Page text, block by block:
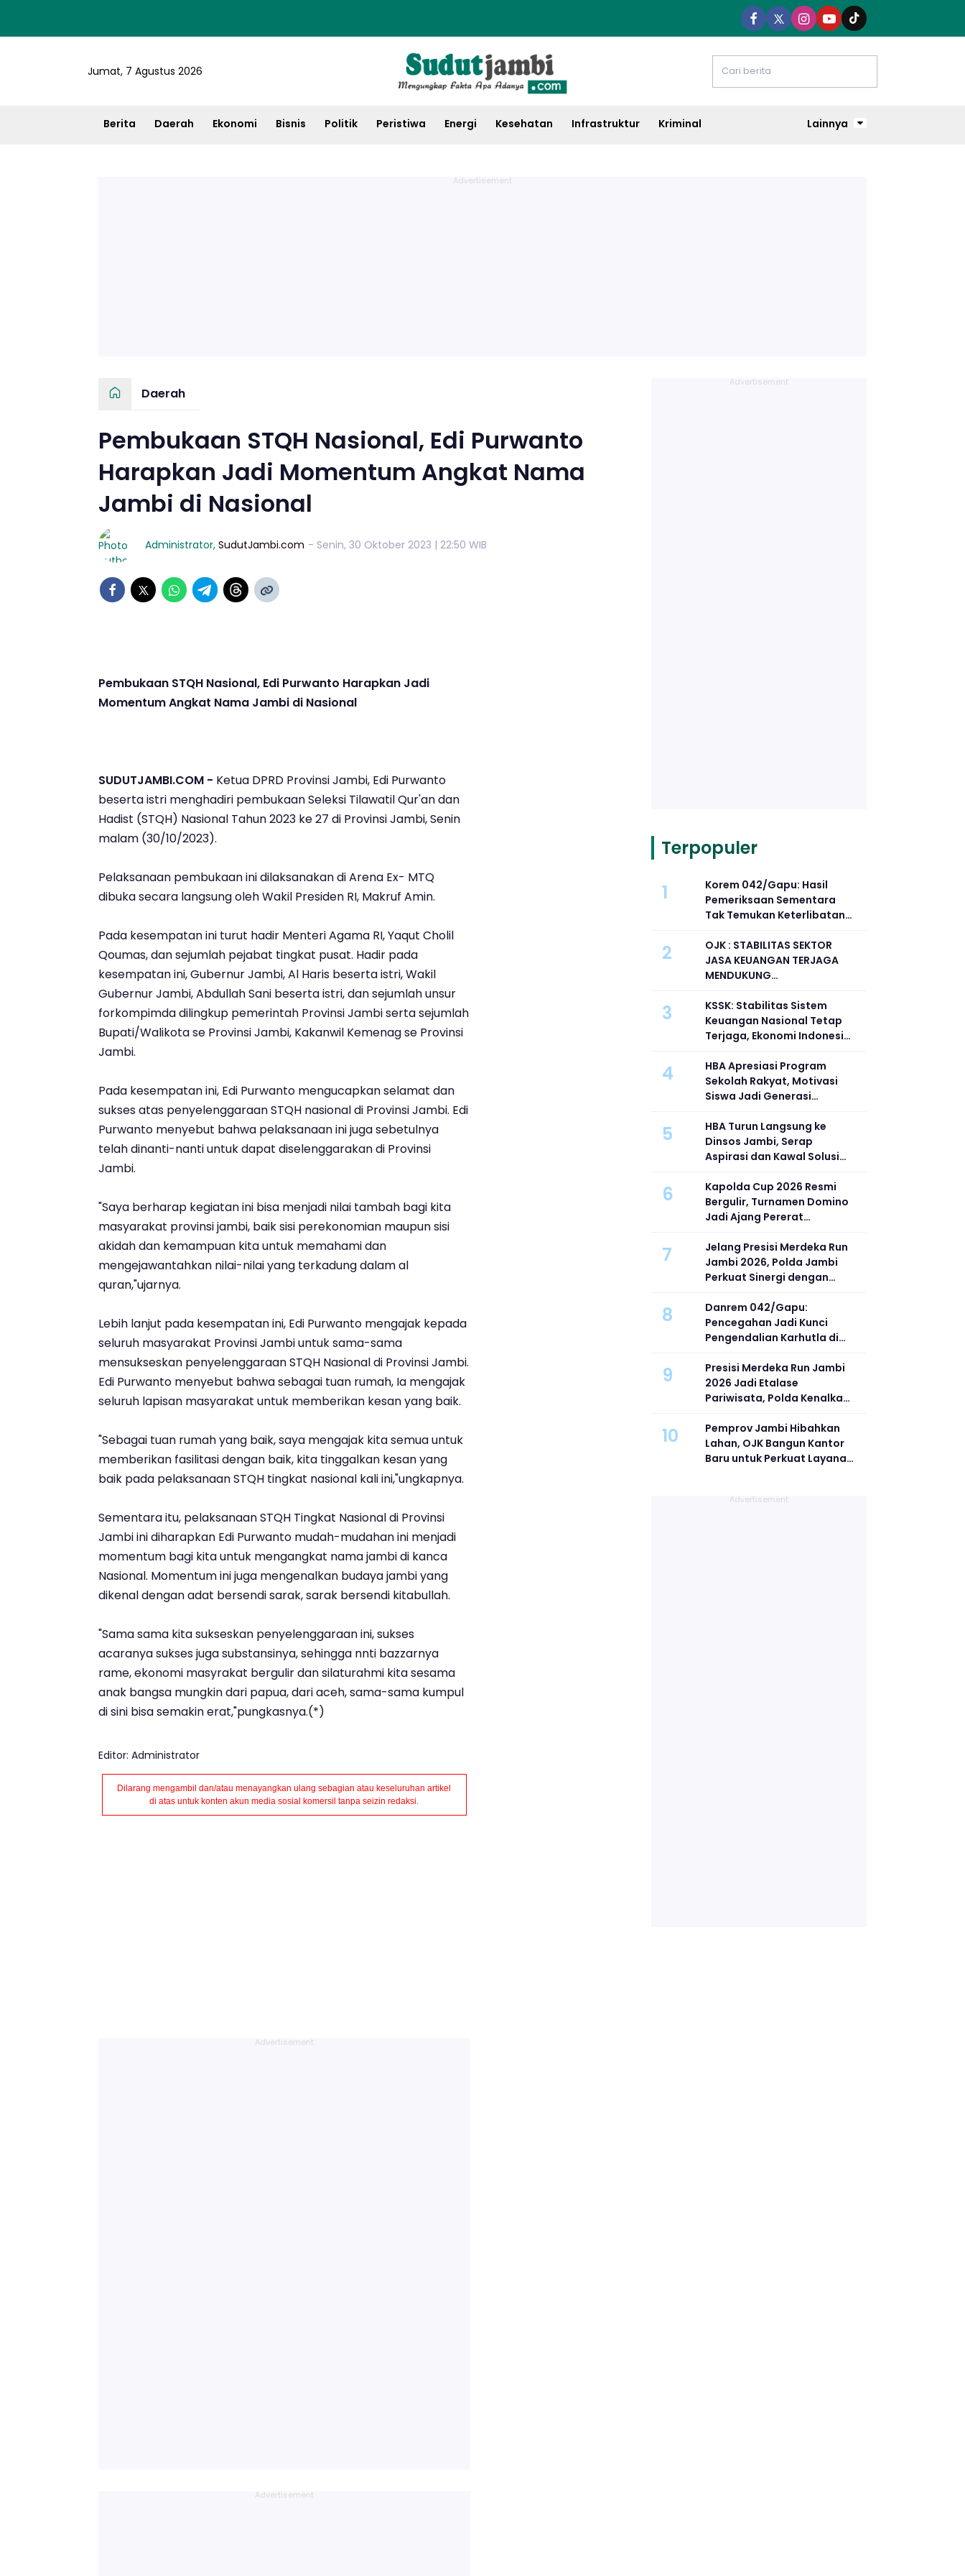
Jumat, 7 Agustus 2026
Berita Daerah Ekonomi Bisnis Politik Peristiwa Energi Kesehatan Infrastruktur Kriminal Lainnya
Daerah
Pembukaan STQH Nasional, Edi Purwanto
Harapkan Jadi Momentum Angkat Nama
Jambi di Nasional
Administrator, SudutJambi.com - Senin, 30 Oktober 2023 | 22:50 WIB
Pembukaan STQH Nasional, Edi Purwanto Harapkan Jadi
Momentum Angkat Nama Jambi di Nasional
SUDUTJAMBI.COM - Ketua DPRD Provinsi Jambi, Edi Purwanto
beserta istri menghadiri pembukaan Seleksi Tilawatil Qur'an dan
Hadist (STQH) Nasional Tahun 2023 ke 27 di Provinsi Jambi, Senin
malam (30/10/2023).
Pelaksanaan pembukaan ini dilaksanakan di Arena Ex- MTQ
dibuka secara langsung oleh Wakil Presiden RI, Makruf Amin.
Pada kesempatan ini turut hadir Menteri Agama RI, Yaqut Cholil
Qoumas, dan sejumlah pejabat tingkat pusat. Hadir pada
kesempatan ini, Gubernur Jambi, Al Haris beserta istri, Wakil
Gubernur Jambi, Abdullah Sani beserta istri, dan sejumlah unsur
forkompimda dilingkup pemerintah Provinsi Jambi serta sejumlah
Bupati/Walikota se Provinsi Jambi, Kakanwil Kemenag se Provinsi
Jambi.
Pada kesempatan ini, Edi Purwanto mengucapkan selamat dan
sukses atas penyelenggaraan STQH nasional di Provinsi Jambi. Edi
Purwanto menyebut bahwa pelaksanaan ini juga sebetulnya
telah dinanti-nanti untuk dapat diselenggarakan di Provinsi
Jambi.
"Saya berharap kegiatan ini bisa menjadi nilai tambah bagi kita
masyarakat provinsi jambi, baik sisi perekonomian maupun sisi
akidah dan kemampuan kita untuk memahami dan
mengejawantahkan nilai-nilai yang terkadung dalam al
quran,"ujarnya.
Lebih lanjut pada kesempatan ini, Edi Purwanto mengajak kepada
seluruh masyarakat Provinsi Jambi untuk sama-sama
mensukseskan penyelenggaraan STQH Nasional di Provinsi Jambi.
Edi Purwanto menyebut bahwa sebagai tuan rumah, Ia mengajak
seluruh lapisan masyarakat untuk memberikan kesan yang baik.
"Sebagai tuan rumah yang baik, saya mengajak kita semua untuk
memberikan fasilitasi dengan baik, kita tinggalkan kesan yang
baik pada pelaksanaan STQH tingkat nasional kali ini,"ungkapnya.
Sementara itu, pelaksanaan STQH Tingkat Nasional di Provinsi
Jambi ini diharapkan Edi Purwanto mudah-mudahan ini menjadi
momentum bagi kita untuk mengangkat nama jambi di kanca
Nasional. Momentum ini juga mengenalkan budaya jambi yang
dikenal dengan adat bersendi sarak, sarak bersendi kitabullah.
"Sama sama kita sukseskan penyelenggaraan ini, sukses
acaranya sukses juga substansinya, sehingga nnti bazzarnya
rame, ekonomi masyrakat bergulir dan silaturahmi kita sesama
anak bangsa mungkin dari papua, dari aceh, sama-sama kumpul
di sini bisa semakin erat,"pungkasnya.(*)
Editor: Administrator
Dilarang mengambil dan/atau menayangkan ulang sebagian atau keseluruhan artikel
di atas untuk konten akun media sosial komersil tanpa seizin redaksi.
Terpopuler
1
Korem 042/Gapu: Hasil
Pemeriksaan Sementara
Tak Temukan Keterlibatan
Penganiayaan di
Telanaipura
2
OJK : STABILITAS SEKTOR
JASA KEUANGAN TERJAGA
MENDUKUNG
PENGUATAN SEKTOR
KEUANGAN
3
KSSK: Stabilitas Sistem
Keuangan Nasional Tetap
Terjaga, Ekonomi Indonesia
Persen
4
HBA Apresiasi Program
Sekolah Rakyat, Motivasi
Siswa Jadi Generasi
5
HBA Turun Langsung ke
Dinsos Jambi, Serap
Aspirasi dan Kawal Solusi
Nasional
6
Kapolda Cup 2026 Resmi
Bergulir, Turnamen Domino
Jadi Ajang Pererat
7
Jelang Presisi Merdeka Run
Jambi 2026, Polda Jambi
Perkuat Sinergi dengan
Stakeholder
8
Danrem 042/Gapu:
Pencegahan Jadi Kunci
Pengendalian Karhutla di
9
Presisi Merdeka Run Jambi
2026 Jadi Etalase
Pariwisata, Polda Kenalkan
Kuliner Jambi
10
Pemprov Jambi Hibahkan
Lahan, OJK Bangun Kantor
Baru untuk Perkuat Layanan